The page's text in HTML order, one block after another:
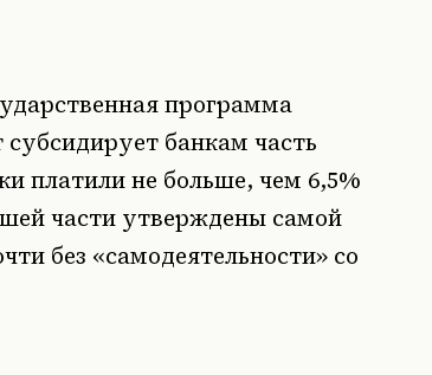
программа
банкам часть
платили не больше, чем 6,5%
части утверждены самой
без «самодеятельности» со